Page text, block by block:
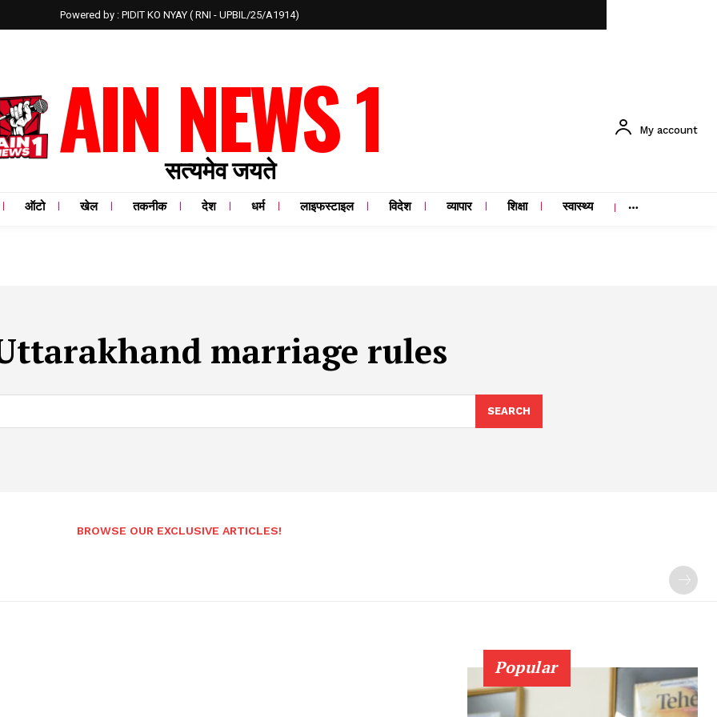
Powered by : PIDIT KO NYAY ( RNI - UPBIL/25/A1914)
AIN NEWS 1
सत्यमेव जयते
My account
ऑटो खेल तकनीक देश धर्म लाइफस्टाइल विदेश व्यापार शिक्षा स्वास्थ्य
marriage rules
SEARCH
BROWSE OUR EXCLUSIVE ARTICLES!
Popular